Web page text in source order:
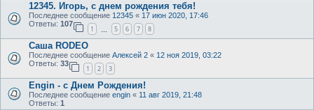
12345. Игорь, с днем рождения тебя!
Последнее сообщение 12345 « 17 июн 2020, 17:46
Ответы: 107
1 5 6 7 8
Саша RODEO
Последнее сообщение Алексей 2 « 12 ноя 2019, 03:22
Ответы: 33
1 2 3
Engin - с Днем Рождения!
Последнее сообщение engin « 11 авг 2019, 21:48
Ответы: 1